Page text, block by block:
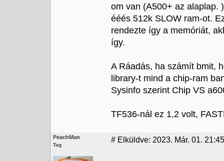
om van (A500+ az alaplap.
ééés 512k SLOW ram-ot.
rendezte így a memóriát,
így.
A Ráadás, ha számít bmit,
library-t mind a chip-ram
Sysinfo szerint Chip VS
TF536-nál ez 1,2 volt,
PeachMan
Tag
# Elküldve: 2023. Már. 01. 21:45